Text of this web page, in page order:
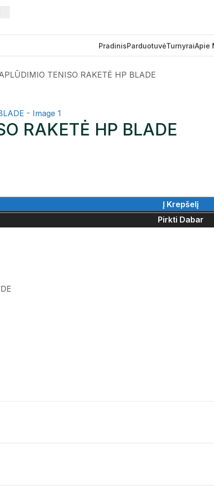
PradinisParduotuvėTurnyraiApie
TENISO RAKETĖ HP BLADE
RAKETĖ HP BLADE
Į Krepšelį
Pirkti Dabar